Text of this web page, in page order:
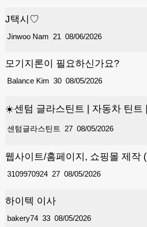
J택시♡
21
Jinwoo Nam 08/06/2026
모기지론이 필요하신가요?
30
Balance Kim 08/05/2026
☀️센텀 글라스틴트 | 자동차 틴트
27
센텀글라스틴트 08/05/2026
웹사이트/홈페이지, 쇼핑몰 제작
27
3109970924 08/05/2026
하이텍 이사
33
bakery74 08/05/2026